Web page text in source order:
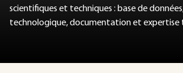
scientifiques et techniques : base de
technologique, documentation et expertise